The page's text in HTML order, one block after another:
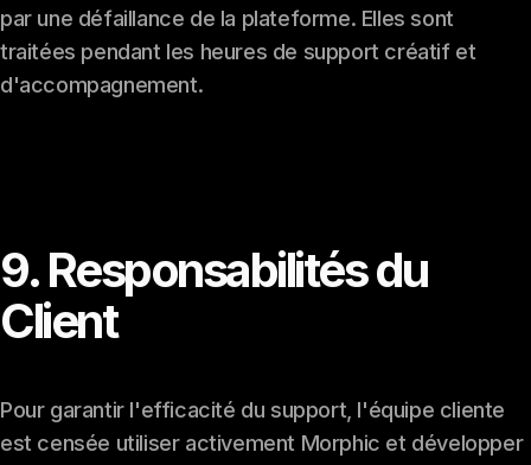
par une défaillance de la plateforme. Elles sont
traitées pendant les heures de support créatif et
d'accompagnement.
9. Responsabilités du
Client
Pour garantir l'efficacité du support, l'équipe cliente
est censée utiliser activement Morphic et développer